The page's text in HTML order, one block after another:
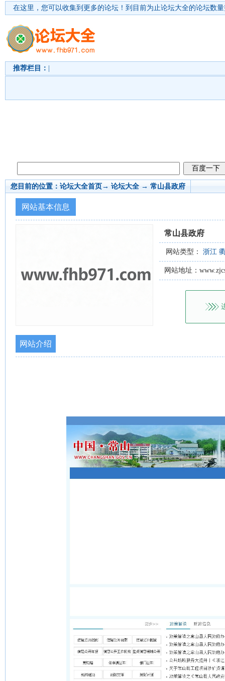
在这里，您可以收集到更多的论坛！ 到目前为止论坛大全的论坛数
推荐栏目：
您目前的位置： 论坛大全首页→ 论坛大全 → 常山县政府
网站基本信息
常山县政府
网站类型： 浙江
网站地址：
网站介绍